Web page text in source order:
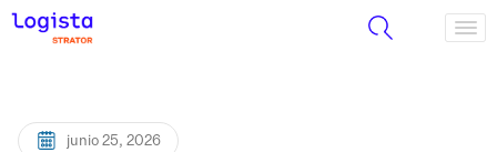
junio 25, 2026